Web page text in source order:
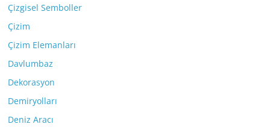
Çizgisel Semboller
Çizim
Çizim Elemanları
Davlumbaz
Dekorasyon
Demiryolları
Deniz Aracı